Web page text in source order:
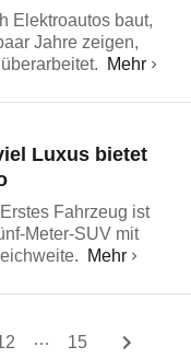
Elektroautos baut,
Jahre zeigen,
Mehr
Luxus bietet
Fahrzeug ist
Meter-SUV mit
Mehr
… 15